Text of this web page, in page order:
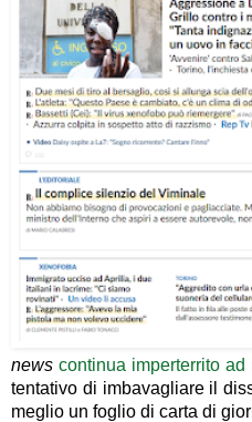
news continua imperterrito
tentativo di imbavagliare il
meglio un foglio di carta di